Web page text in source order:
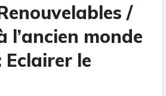
/
l’ancien monde
Eclairer le